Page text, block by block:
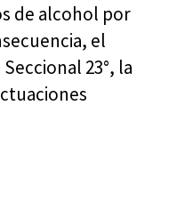
de alcohol por
el
23°, la